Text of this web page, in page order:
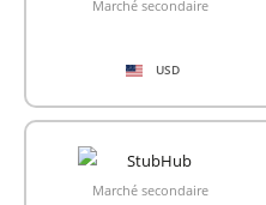
Marché secondaire
USD
Marché secondaire